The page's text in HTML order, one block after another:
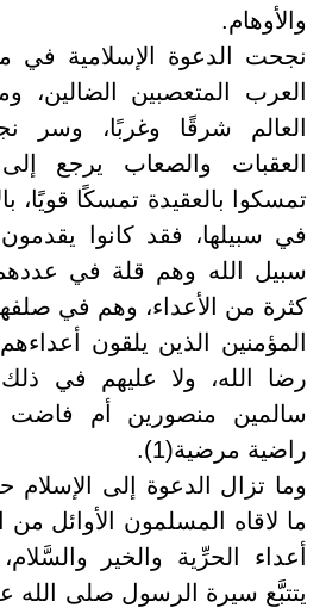
والأوهام.
نجحت الدعوة الإسلامية في
العرب المتعصبين
العالم شرقًا وغربًا، وسر
العقبات والصعاب يرجع
تمسكوا بالعقيدة تمسكًا قويًا،
في سبيلها، فقد كانوا
سبيل الله وهم قلة في
كثرة من الأعداء، وهم في
المؤمنين الذين يلقون
رضا الله، ولا عليهم في ذلك
سالمين منصورين أم فاضت
راضية مرضية(1).
وما تزال الدعوة إلى الإسلام
ما لاقاه المسلمون الأوائل من
أعداء الحرِّية والخير
يتتبَّع سيرة الرسول صلى الله